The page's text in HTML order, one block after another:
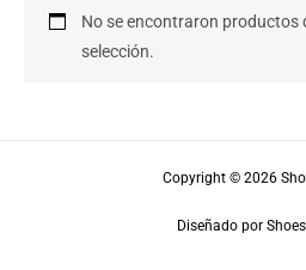
No se encontraron productos
selección.
Copyright © 2026
Diseñado por